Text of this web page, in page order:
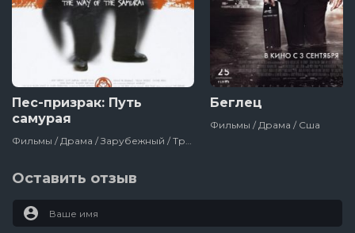
Пес-призрак: Путь
самурая
Беглец
Фильмы / Драма / Сша
Оставить отзыв